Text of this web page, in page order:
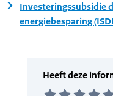
Investeringssubsidie
energiebesparing